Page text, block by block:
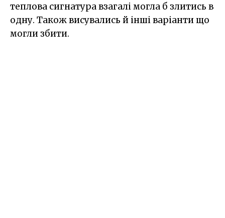
теплова сигнатура взагалі могла б злитись в
одну. Також висувались й інші варіанти що
могли збити.